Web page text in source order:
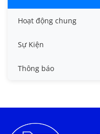
Hoạt động chung
Tin công tác sinh viên
Tin đào tạo
Tin tức chung
Sự Kiện
Thông báo